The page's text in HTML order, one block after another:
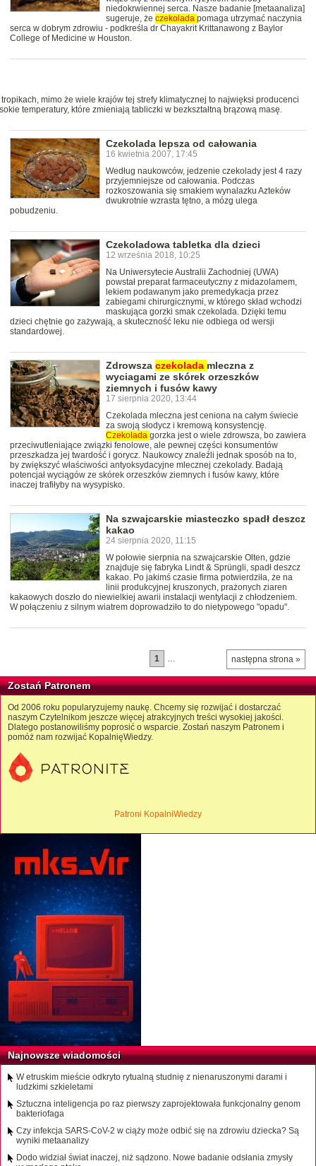
niedokrwiennej serca. Nasze badanie [metaanaliza]
sugeruje, że czekolada pomaga utrzymać naczynia
serca w dobrym zdrowiu - podkreśla dr Chayakrit Krittanawong z Baylor
College of Medicine w Houston.
mimo że wiele krajów tej strefy klimatycznej to najwięksi producenci
temperatury, które zmieniają tabliczki w bezkształtną brązową masę.
Czekolada lepsza od całowania
16 kwietnia 2007, 17:45
Według naukowców, jedzenie czekolady jest 4 razy
przyjemniejsze od całowania. Podczas
rozkoszowania się smakiem wynalazku Azteków
dwukrotnie wzrasta tętno, a mózg ulega
pobudzeniu.
Czekoladowa tabletka dla dzieci
12 września 2018, 10:25
Na Uniwersytecie Australii Zachodniej (UWA)
powstał preparat farmaceutyczny z midazolamem,
lekiem podawanym jako premedykacja przez
zabiegami chirurgicznymi, w którego skład wchodzi
maskująca gorzki smak czekolada. Dzięki temu
dzieci chętnie go zażywają, a skuteczność leku nie odbiega od wersji
standardowej.
Zdrowsza czekolada mleczna z
wyciagami ze skórek orzeszków
ziemnych i fusów kawy
17 sierpnia 2020, 13:44
Czekolada mleczna jest ceniona na całym świecie
za swoją słodycz i kremową konsystencję.
Czekolada gorzka jest o wiele zdrowsza, bo zawiera
przeciwutleniające związki fenolowe, ale pewnej części konsumentów
przeszkadza jej twardość i gorycz. Naukowcy znaleźli jednak sposób na to,
by zwiększyć właściwości antyoksydacyjne mlecznej czekolady. Badają
potencjał wyciągów ze skórek orzeszków ziemnych i fusów kawy, które
inaczej trafiłyby na wysypisko.
Na szwajcarskie miasteczko spadł deszcz
kakao
24 sierpnia 2020, 11:15
W połowie sierpnia na szwajcarskie Olten, gdzie
znajduje się fabryka Lindt & Sprüngli, spadł deszcz
kakao. Po jakimś czasie firma potwierdziła, że na
linii produkcyjnej kruszonych, prażonych ziaren
kakaowych doszło do niewielkiej awarii instalacji wentylacji z chłodzeniem.
W połączeniu z silnym wiatrem doprowadziło to do nietypowego "opadu".
następna strona »
1 …
Zostań Patronem
Od 2006 roku popularyzujemy naukę. Chcemy się rozwijać i dostarczać
naszym Czytelnikom jeszcze więcej atrakcyjnych treści wysokiej jakości.
Dlatego postanowiliśmy poprosić o wsparcie. Zostań naszym Patronem i
pomóż nam rozwijać KopalnięWiedzy.
Patroni KopalniWiedzy
Najnowsze wiadomości
W etruskim mieście odkryto rytualną studnię z nienaruszonymi darami i
ludzkimi szkieletami
Sztuczna inteligencja po raz pierwszy zaprojektowała funkcjonalny genom
bakteriofaga
Czy infekcja SARS-CoV-2 w ciąży może odbić się na zdrowiu dziecka? Są
wyniki metaanalizy
Dodo widział świat inaczej, niż sądzono. Nowe badanie odsłania zmysły